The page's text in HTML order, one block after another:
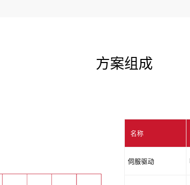
方案组成
名称
伺服驱动